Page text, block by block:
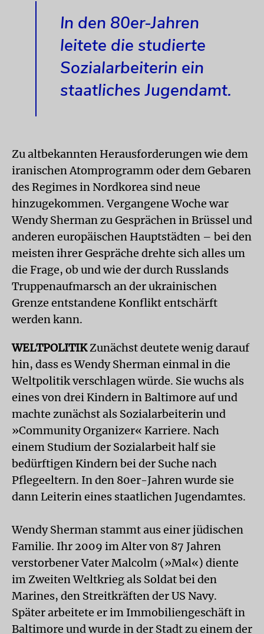
In den 80er-Jahren
leitete die studierte
Sozialarbeiterin ein
staatliches Jugendamt.
Zu altbekannten Herausforderungen wie dem
iranischen Atomprogramm oder dem Gebaren
des Regimes in Nordkorea sind neue
hinzugekommen. Vergangene Woche war
Wendy Sherman zu Gesprächen in Brüssel und
anderen europäischen Hauptstädten – bei den
meisten ihrer Gespräche drehte sich alles um
die Frage, ob und wie der durch Russlands
Truppenaufmarsch an der ukrainischen
Grenze entstandene Konflikt entschärft
werden kann.
WELTPOLITIKZunächst deutete wenig darauf
hin, dass es Wendy Sherman einmal in die
Weltpolitik verschlagen würde. Sie wuchs als
eines von drei Kindern in Baltimore auf und
machte zunächst als Sozialarbeiterin und
»Community Organizer« Karriere. Nach
einem Studium der Sozialarbeit half sie
bedürftigen Kindern bei der Suche nach
Pflegeeltern. In den 80er-Jahren wurde sie
dann Leiterin eines staatlichen Jugendamtes.
Wendy Sherman stammt aus einer jüdischen
Familie. Ihr 2009 im Alter von 87 Jahren
verstorbener Vater Malcolm (»Mal«) diente
im Zweiten Weltkrieg als Soldat bei den
Marines, den Streitkräften der US Navy.
Später arbeitete er im Immobiliengeschäft in
Baltimore und wurde in der Stadt zu einem der